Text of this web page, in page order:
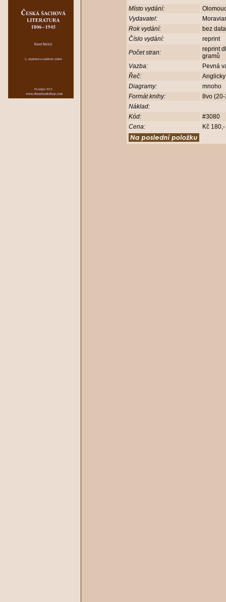
Místo vydání:
Vydavatel:
Rok vydání:
bez
Číslo vydání:
reprint
Počet stran:
reprint
gramů
Vazba:
Pevná
Řeč:
Diagramy:
mnoho
Formát knihy:
8vo
Náklad:
Kód:
#3080
Cena:
Kč